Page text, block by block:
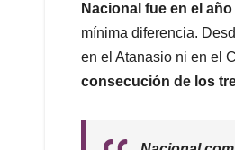
Nacional fue en el año
mínima diferencia.
en el Atanasio ni en el
consecución de los